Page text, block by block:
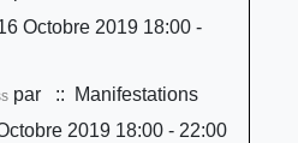
Octobre 2019 18:00 -
par
:: Manifestations
2019 18:00 - 22:00